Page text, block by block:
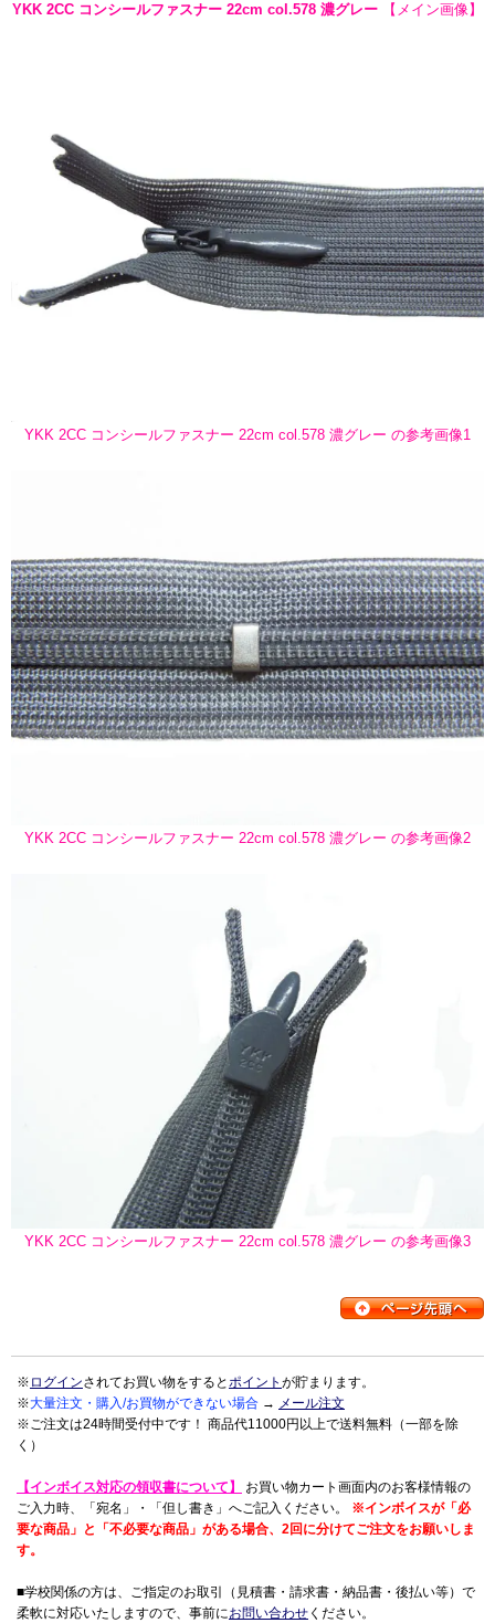
YKK 2CC コンシールファスナー 22cm col.578 濃グレー 【メイン画像】
YKK 2CC コンシールファスナー 22cm col.578 濃グレー の参考画像1
YKK 2CC コンシールファスナー 22cm col.578 濃グレー の参考画像2
YKK 2CC コンシールファスナー 22cm col.578 濃グレー の参考画像3
※ ログインされてお買い物をするとポイント が貯まります。
※大量注文・購入/お買物ができない場合 → メール注文
※ご注文は24時間受付中です！ 商品代11000円以上で送料無料（一部を除
く）
【インボイス対応の領収書について】
お買い物カート画面内のお客様情報の
ご入力時、「宛名」・「但し書き」へご記入ください。 ※インボイスが「必
要な商品」と「不必要な商品」がある場合、2回に分けてご注文をお願いしま
す。
■学校関係の方は、ご指定のお取引（見積書・請求書・納品書・後払い等）で
柔軟に対応いたしますので、事前にお問い合わせ ください。